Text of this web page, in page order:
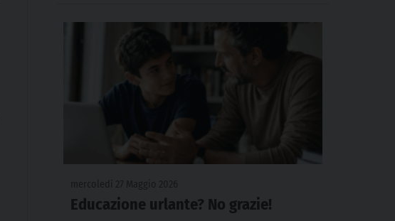
Educazione urlante? No grazie!